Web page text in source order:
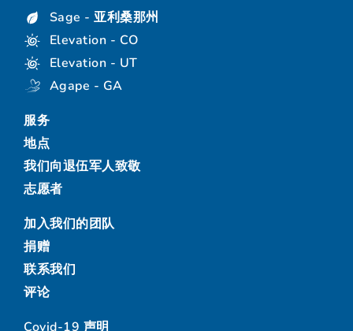
Sage - 亚利桑那州
Elevation - CO
Elevation - UT
Agape - GA
服务
地点
我们向退伍军人致敬
志愿者
加入我们的团队
捐赠
联系我们
评论
Covid-19 声明